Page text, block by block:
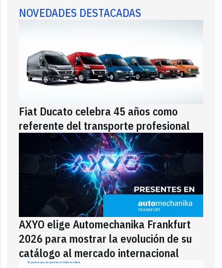
NOVEDADES DESTACADAS
Fiat Ducato celebra 45 años como
referente del transporte profesional
AXYO elige Automechanika Frankfurt
2026 para mostrar la evolución de su
catálogo al mercado internacional